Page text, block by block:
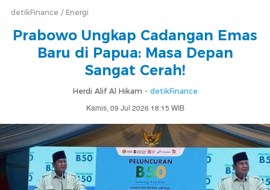
detikFinance Energi
Prabowo Ungkap Cadangan Emas
Baru di Papua: Masa Depan
Sangat Cerah!
Herdi Alif Al Hikam - detikFinance
Kamis, 09 Jul 2026 18:15 WIB